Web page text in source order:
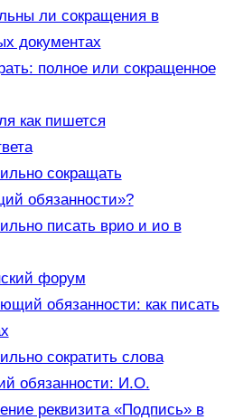
ли сокращения в
документах
полное или сокращенное
как пишется
сокращать
обязанности»?
писать врио и ио в
форум
обязанности: как писать
сократить слова
обязанности: И.О.
реквизита «Подпись» в